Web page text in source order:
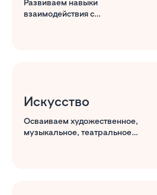
Развиваем навыки
взаимодействия с
Искусство
Осваиваем художественное,
музыкальное, театральное